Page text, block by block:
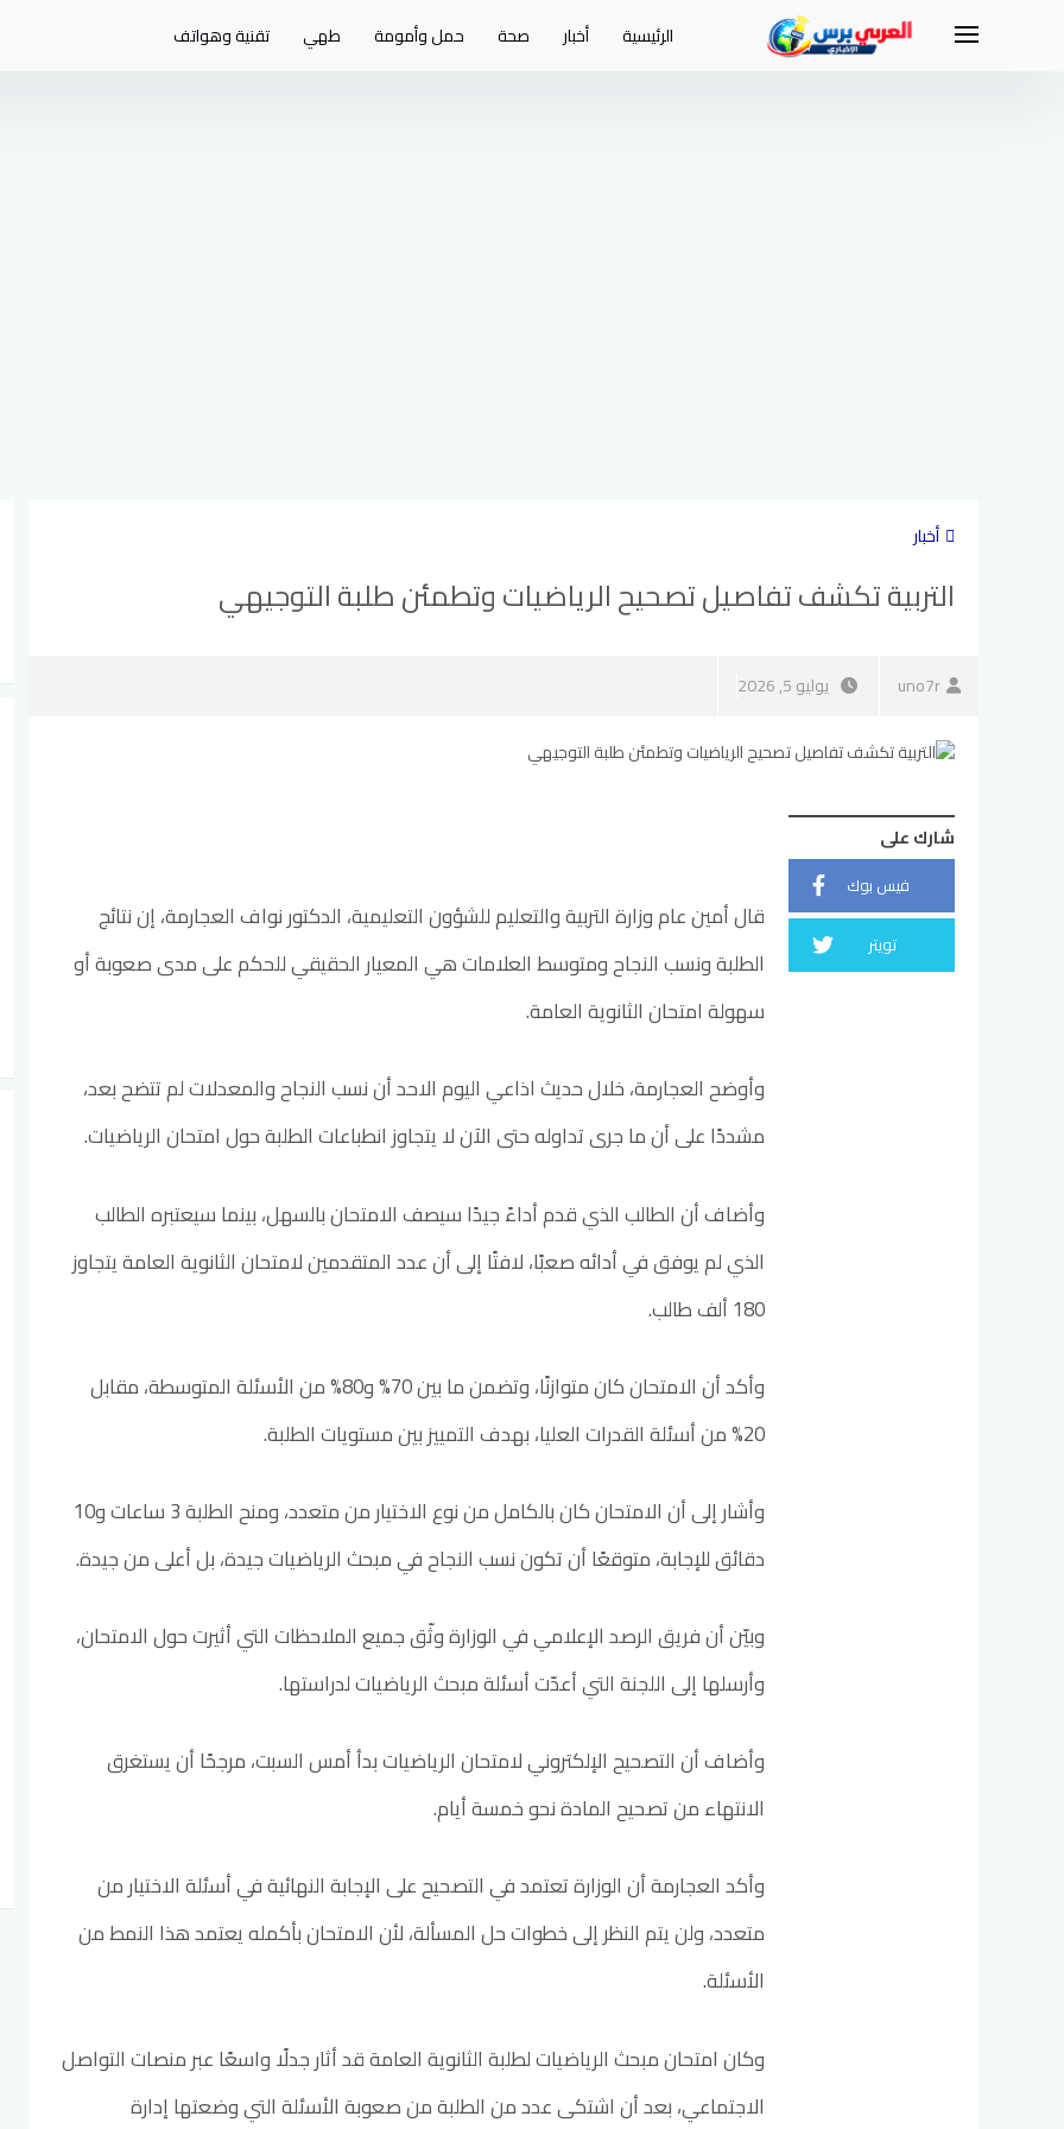
الرئيسية أخبار صحة حمل وأمومة طهي تقنية وهواتف
أخبار
التربية تكشف تفاصيل تصحيح الرياضيات وتطمئن طلبة التوجيهي
uno7r يوليو 5, 2026
شارك على
فيس بوك
تويتر
قال أمين عام وزارة التربية والتعليم للشؤون التعليمية، الدكتور نواف العجارمة، إن نتائج
الطلبة ونسب النجاح ومتوسط العلامات هي المعيار الحقيقي للحكم على مدى صعوبة أو
سهولة امتحان الثانوية العامة.
وأوضح العجارمة، خلال حديث اذاعي اليوم الاحد أن نسب النجاح والمعدلات لم تتضح بعد،
مشددًا على أن ما جرى تداوله حتى الآن لا يتجاوز انطباعات الطلبة حول امتحان الرياضيات.
وأضاف أن الطالب الذي قدم أداءً جيدًا سيصف الامتحان بالسهل، بينما سيعتبره الطالب
الذي لم يوفق في أدائه صعبًا، لافتًا إلى أن عدد المتقدمين لامتحان الثانوية العامة يتجاوز
180 ألف طالب.
وأكد أن الامتحان كان متوازنًا، وتضمن ما بين 70% و80% من الأسئلة المتوسطة، مقابل
20% من أسئلة القدرات العليا، بهدف التمييز بين مستويات الطلبة.
وأشار إلى أن الامتحان كان بالكامل من نوع الاختيار من متعدد، ومنح الطلبة 3 ساعات و10
دقائق للإجابة، متوقعًا أن تكون نسب النجاح في مبحث الرياضيات جيدة، بل أعلى من جيدة.
وبيّن أن فريق الرصد الإعلامي في الوزارة وثّق جميع الملاحظات التي أثيرت حول الامتحان،
وأرسلها إلى اللجنة التي أعدّت أسئلة مبحث الرياضيات لدراستها.
وأضاف أن التصحيح الإلكتروني لامتحان الرياضيات بدأ أمس السبت، مرجحًا أن يستغرق
الانتهاء من تصحيح المادة نحو خمسة أيام.
وأكد العجارمة أن الوزارة تعتمد في التصحيح على الإجابة النهائية في أسئلة الاختيار من
متعدد، ولن يتم النظر إلى خطوات حل المسألة، لأن الامتحان بأكمله يعتمد هذا النمط من
الأسئلة.
وكان امتحان مبحث الرياضيات لطلبة الثانوية العامة قد أثار جدلًا واسعًا عبر منصات التواصل
الاجتماعي، بعد أن اشتكى عدد من الطلبة من صعوبة الأسئلة التي وضعتها إدارة